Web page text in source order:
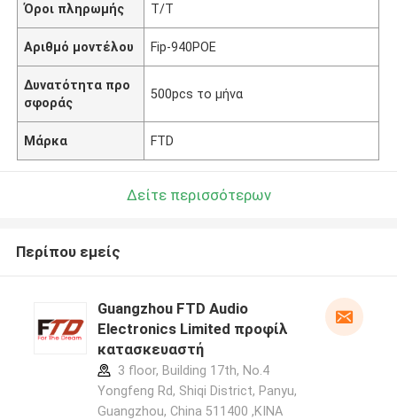
Όροι πληρωμής T/T
Αριθμό μοντέλου Fip-940POE
Δυνατότητα προ
σφοράς
500pcs το μήνα
Μάρκα FTD
Δείτε περισσότερων
Περίπου εμείς
Guangzhou FTD Audio
Electronics Limited προφίλ
κατασκευαστή
3 floor, Building 17th, No.4
Yongfeng Rd, Shiqi District, Panyu,
Guangzhou, China 511400 ,ΚΙΝΑ